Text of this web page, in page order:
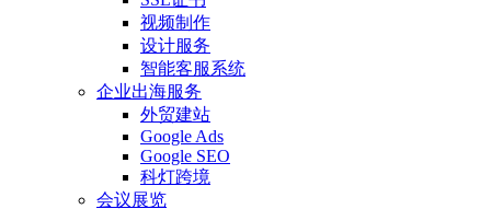
视频制作
设计服务
智能客服系统
企业出海服务
外贸建站
Google Ads
Google SEO
科灯跨境
会议展览